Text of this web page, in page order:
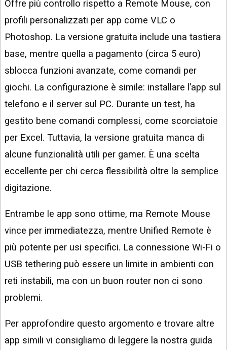
Offre più controllo rispetto a Remote Mouse, con
profili personalizzati per app come VLC o
Photoshop. La versione gratuita include una tastiera
base, mentre quella a pagamento (circa 5 euro)
sblocca funzioni avanzate, come comandi per
giochi. La configurazione è simile: installare l’app sul
telefono e il server sul PC. Durante un test, ha
gestito bene comandi complessi, come scorciatoie
per Excel. Tuttavia, la versione gratuita manca di
alcune funzionalità utili per gamer. È una scelta
eccellente per chi cerca flessibilità oltre la semplice
digitazione.
Entrambe le app sono ottime, ma Remote Mouse
vince per immediatezza, mentre Unified Remote è
più potente per usi specifici. La connessione Wi-Fi o
USB tethering può essere un limite in ambienti con
reti instabili, ma con un buon router non ci sono
problemi.
Per approfondire questo argomento e trovare altre
app simili vi consigliamo di leggere la nostra guida